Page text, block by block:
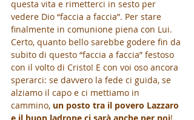
questa vita e rimetterci in sesto per
vedere Dio “faccia a faccia”. Per stare
finalmente in comunione piena con Lui.
Certo, quanto bello sarebbe godere fin da
subito di questo “faccia a faccia” festoso
con il volto di Cristo! E con voi oso ancora
sperarci: se davvero la fede ci guida, se
alziamo il capo e ci mettiamo in
cammino, un posto tra il povero Lazzaro